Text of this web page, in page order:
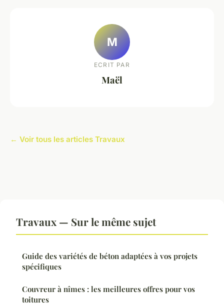
M
ECRIT PAR
Maël
← Voir tous les articles Travaux
Travaux — Sur le même sujet
Guide des variétés de béton adaptées à vos projets
spécifiques
Couvreur à nîmes : les meilleures offres pour vos
toitures